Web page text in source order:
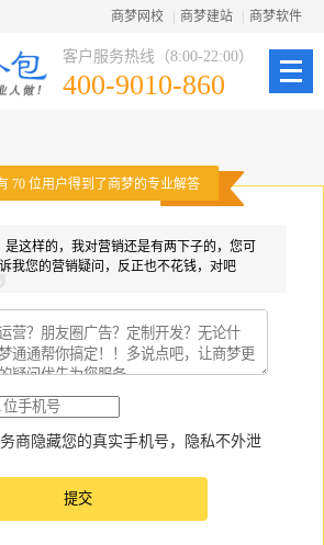
商梦网校 商梦建站 商梦软件
客户服务热线（8:00-22:00）
400-9010-860
70 位用户得到了商梦的专业解答
是这样的，我对营销还是有两下子的，您可
我您的营销疑问，反正也不花钱，对吧
商隐藏您的真实手机号，隐私不外泄